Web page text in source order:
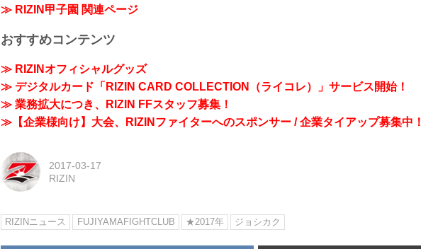
≫ RIZIN甲子園 関連ページ
おすすめコンテンツ
≫ RIZINオフィシャルグッズ
≫ デジタルカード「RIZIN CARD COLLECTION（ライコレ）」サービス開始！
≫ 業務拡大につき、RIZIN FFスタッフ募集！
≫【企業様向け】大会、RIZINファイターへのスポンサー / 企業タイアップ募集中！
2017-03-17
RIZIN
RIZINニュース FUJIYAMAFIGHTCLUB ★2017年 ジョシカク